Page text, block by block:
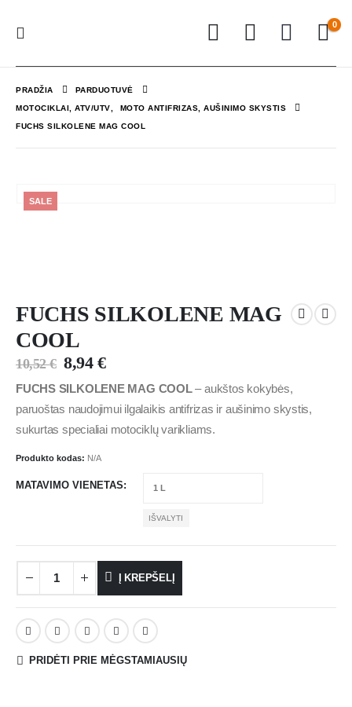
0
PRADŽIA PARDUOTUVĖ
MOTOCIKLAI, ATV/UTV MOTO ANTIFRIZAS, AUŠINIMO SKYSTIS
FUCHS SILKOLENE MAG COOL
SALE
FUCHS SILKOLENE MAG
COOL
10,52€ 8,94€
FUCHS SILKOLENE MAG COOL–aukštos kokybės,
paruoštas naudojimui ilgalaikis antifrizas ir aušinimo skystis,
sukurtas specialiai motociklų varikliams.
Produkto kodas: N/A
MATAVIMO VIENETAS
IŠVALYTI
Į KREPŠELĮ
PRIDĖTI PRIE MĖGSTAMIAUSIŲ